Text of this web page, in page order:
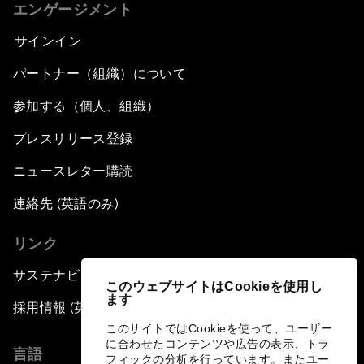
このウェブサイトはCookieを使用し
ます
このサイトではCookieを使って、ユーザー
に合わせたコンテンツや広告の表示、トラ
フィックの分析を行っています。またユー
エンゲージメント
サインイン
パートナー（組織）について
参加する（個人、組織）
プレスリリース登録
ニュースレター購読
連絡先 (英語のみ)
リンク
サステナビリティへの取り組み
採用情報 (英語のみ)
言語